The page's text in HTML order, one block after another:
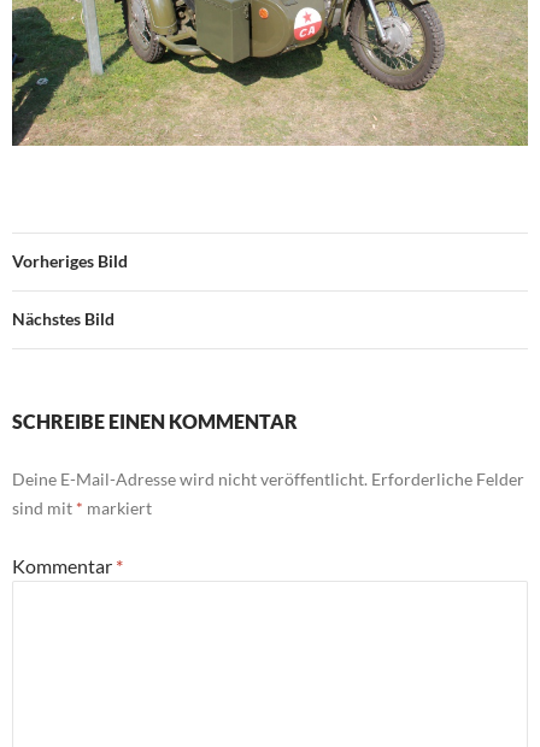
Vorheriges Bild
Nächstes Bild
SCHREIBE EINEN KOMMENTAR
Deine E-Mail-Adresse wird nicht veröffentlicht. Erforderliche Felder
sind mit * markiert
Kommentar *